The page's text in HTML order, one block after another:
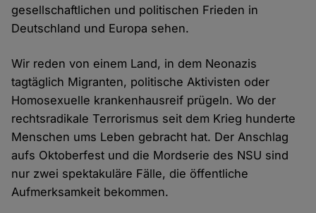
gesellschaftlichen und politischen Frieden in
Deutschland und Europa sehen.
Wir reden von einem Land, in dem Neonazis
tagtäglich Migranten, politische Aktivisten oder
Homosexuelle krankenhausreif prügeln. Wo der
rechtsradikale Terrorismus seit dem Krieg hunderte
Menschen ums Leben gebracht hat. Der Anschlag
aufs Oktoberfest und die Mordserie des NSU sind
nur zwei spektakuläre Fälle, die öffentliche
Aufmerksamkeit bekommen.